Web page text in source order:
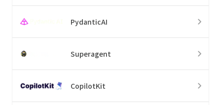
PydanticAI
Superagent
CopilotKit